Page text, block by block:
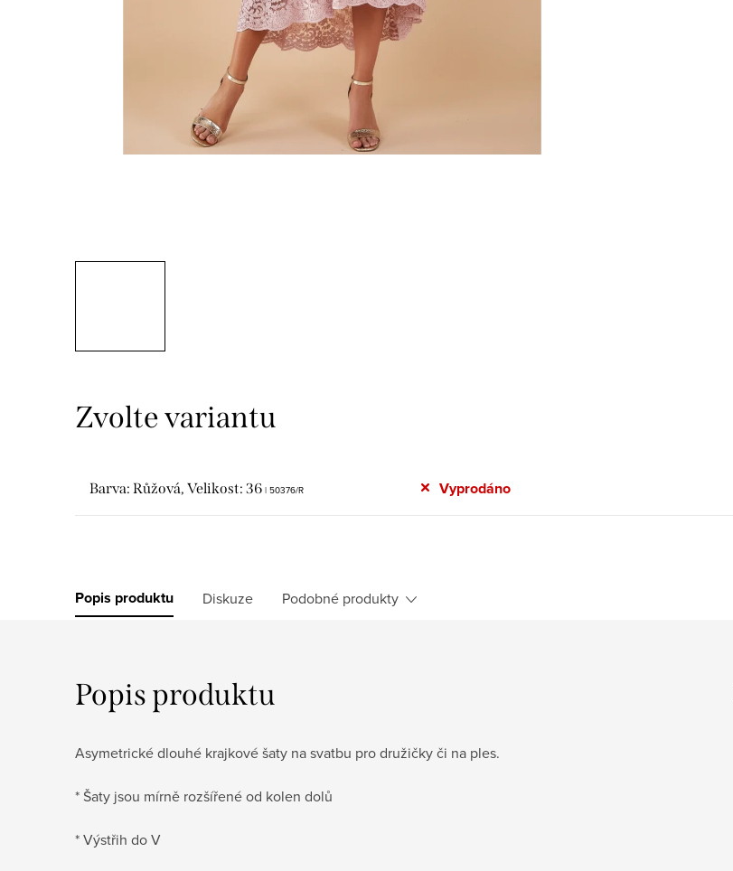
Barva: Růžová, Velikost: 36 | 50376/R Vyprodáno
Popis produktu Diskuze Podobné produkty
Popis produktu
Asymetrické dlouhé krajkové šaty na svatbu pro družičky či na ples.
* Šaty jsou mírně rozšířené od kolen dolů
* Výstřih do V